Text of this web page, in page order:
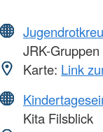
JRK-
Karte: Link
Kita Filsblick